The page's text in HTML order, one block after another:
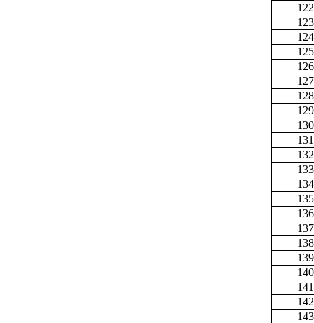
122
123
124
125
126
127
128
129
130
131
132
133
134
135
136
137
138
139
140
141
142
143